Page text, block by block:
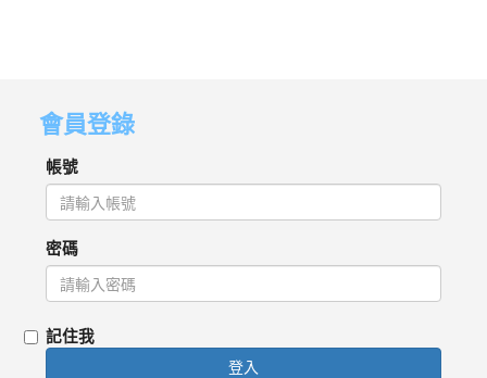
會員登錄
帳號
密碼
記住我
登入